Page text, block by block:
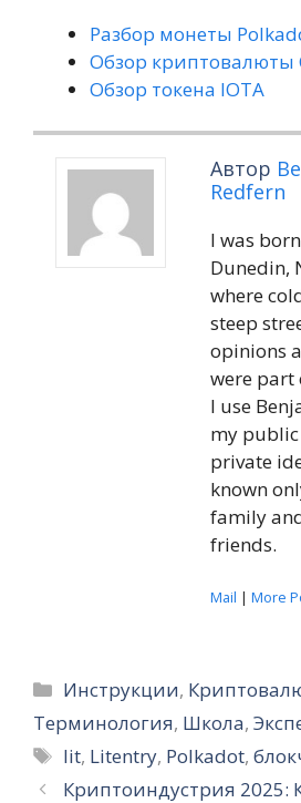
Разбор монеты
Обзор криптовалюты
Обзор токена IOTA
Автор
Redfern
I was
Dunedin,
where
steep
opinions
were part
I use
my
private
known
family
friends.
Mail | More
Рубрики
Инструкции,
Терминология, Школа,
Метки
lit, Litentry, Polkadot,
Криптоиндустрия 2025: